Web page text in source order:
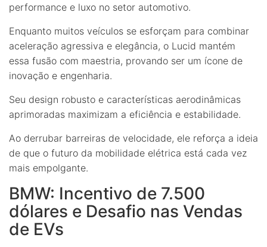
performance e luxo no setor automotivo.
Enquanto muitos veículos se esforçam para combinar
aceleração agressiva e elegância, o Lucid mantém
essa fusão com maestria, provando ser um ícone de
inovação e engenharia.
Seu design robusto e características aerodinâmicas
aprimoradas maximizam a eficiência e estabilidade.
Ao derrubar barreiras de velocidade, ele reforça a ideia
de que o futuro da mobilidade elétrica está cada vez
mais empolgante.
BMW: Incentivo de 7.500
dólares e Desafio nas Vendas
de EVs